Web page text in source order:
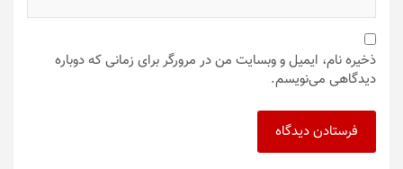
ذخیره نام، ایمیل و وبسایت من در مرورگر برای زمانی که دوباره
دیدگاهی می‌نویسم.